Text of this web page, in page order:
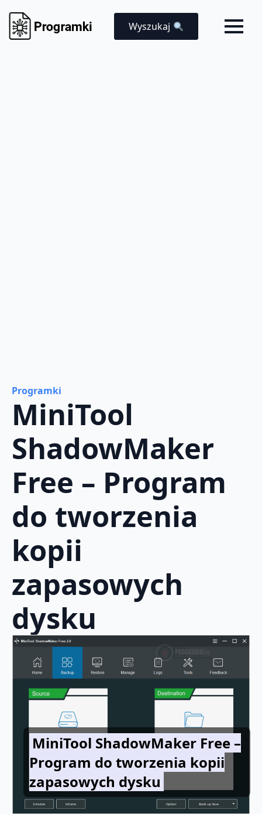
Wyszukaj
Programki
MiniTool
ShadowMaker
Free – Program
do tworzenia
kopii
zapasowych
dysku
MiniTool ShadowMaker Free –
Program do tworzenia kopii
zapasowych dysku